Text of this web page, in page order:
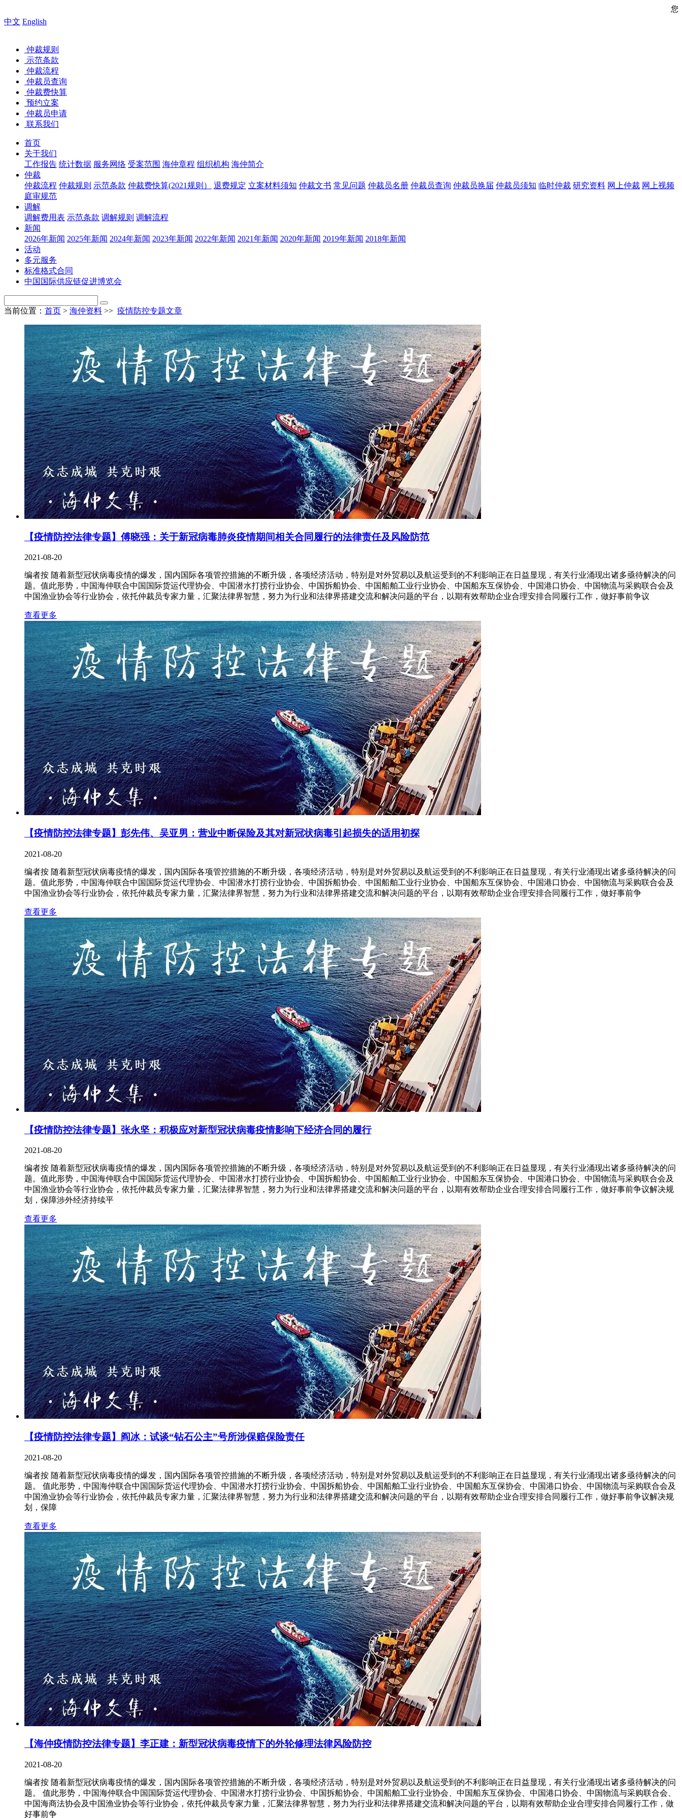
您好，欢迎来到中国海事仲裁委
中文 English
仲裁规则
示范条款
仲裁流程
仲裁员查询
仲裁费快算
预约立案
仲裁员申请
联系我们
首页
关于我们
工作报告 统计数据 服务网络 受案范围 海仲章程 组织机构 海仲简介
仲裁
仲裁流程 仲裁规则 示范条款 仲裁费快算(2021规则） 退费规定 立案材料须知 仲裁文书 常见问题 仲裁员名册 仲裁员查询 仲裁员换届 仲裁员须知 临时仲裁 研究资料 网上仲裁 网上视频
庭审规范
调解
调解费用表 示范条款 调解规则 调解流程
新闻
2026年新闻 2025年新闻 2024年新闻 2023年新闻 2022年新闻 2021年新闻 2020年新闻 2019年新闻 2018年新闻
活动
多元服务
标准格式合同
中国国际供应链促进博览会
当前位置： 首页 > 海仲资料 >> 疫情防控专题文章
【疫情防控法律专题】傅晓强：关于新冠病毒肺炎疫情期间相关合同履行的法律责任及风险防范
2021-08-20
编者按 随着新型冠状病毒疫情的爆发，国内国际各项管控措施的不断升级，各项经济活动，特别是对外贸易以及航运受到的不利影响正在日益显现，有关行业涌现出诸多亟待解决的问
题。值此形势，中国海仲联合中国国际货运代理协会、中国潜水打捞行业协会、中国拆船协会、中国船舶工业行业协会、中国船东互保协会、中国港口协会、中国物流与采购联合会及
中国渔业协会等行业协会，依托仲裁员专家力量，汇聚法律界智慧，努力为行业和法律界搭建交流和解决问题的平台，以期有效帮助企业合理安排合同履行工作，做好事前争议
查看更多
【疫情防控法律专题】彭先伟、吴亚男：营业中断保险及其对新冠状病毒引起损失的适用初探
2021-08-20
编者按 随着新型冠状病毒疫情的爆发，国内国际各项管控措施的不断升级，各项经济活动，特别是对外贸易以及航运受到的不利影响正在日益显现，有关行业涌现出诸多亟待解决的问
题。值此形势，中国海仲联合中国国际货运代理协会、中国潜水打捞行业协会、中国拆船协会、中国船舶工业行业协会、中国船东互保协会、中国港口协会、中国物流与采购联合会及
中国渔业协会等行业协会，依托仲裁员专家力量，汇聚法律界智慧，努力为行业和法律界搭建交流和解决问题的平台，以期有效帮助企业合理安排合同履行工作，做好事前争
查看更多
【疫情防控法律专题】张永坚：积极应对新型冠状病毒疫情影响下经济合同的履行
2021-08-20
编者按 随着新型冠状病毒疫情的爆发，国内国际各项管控措施的不断升级，各项经济活动，特别是对外贸易以及航运受到的不利影响正在日益显现，有关行业涌现出诸多亟待解决的问
题。值此形势，中国海仲联合中国国际货运代理协会、中国潜水打捞行业协会、中国拆船协会、中国船舶工业行业协会、中国船东互保协会、中国港口协会、中国物流与采购联合会及
中国渔业协会等行业协会，依托仲裁员专家力量，汇聚法律界智慧，努力为行业和法律界搭建交流和解决问题的平台，以期有效帮助企业合理安排合同履行工作，做好事前争议解决规
划，保障涉外经济持续平
查看更多
【疫情防控法律专题】阎冰：试谈“钻石公主”号所涉保赔保险责任
2021-08-20
编者按 随着新型冠状病毒疫情的爆发，国内国际各项管控措施的不断升级，各项经济活动，特别是对外贸易以及航运受到的不利影响正在日益显现，有关行业涌现出诸多亟待解决的问
题。 值此形势，中国海仲联合中国国际货运代理协会、中国潜水打捞行业协会、中国拆船协会、中国船舶工业行业协会、中国船东互保协会、中国港口协会、中国物流与采购联合会及
中国渔业协会等行业协会，依托仲裁员专家力量，汇聚法律界智慧，努力为行业和法律界搭建交流和解决问题的平台，以期有效帮助企业合理安排合同履行工作，做好事前争议解决规
划，保障
查看更多
【海仲疫情防控法律专题】李正建：新型冠状病毒疫情下的外轮修理法律风险防控
2021-08-20
编者按 随着新型冠状病毒疫情的爆发，国内国际各项管控措施的不断升级，各项经济活动，特别是对外贸易以及航运受到的不利影响正在日益显现，有关行业涌现出诸多亟待解决的问
题。 值此形势，中国海仲联合中国国际货运代理协会、中国潜水打捞行业协会、中国拆船协会、中国船舶工业行业协会、中国船东互保协会、中国港口协会、中国物流与采购联合会、
中国海商法协会及中国渔业协会等行业协会，依托仲裁员专家力量，汇聚法律界智慧，努力为行业和法律界搭建交流和解决问题的平台，以期有效帮助企业合理安排合同履行工作，做
好事前争